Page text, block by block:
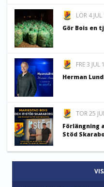
LÖR 4
Gör Bois en
FRE 3 JUL
Herman
TOR 25
Förlängning
Stöd